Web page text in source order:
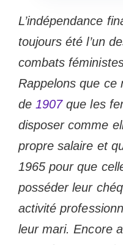
L’indépendance
toujours été l’un
combats
Rappelons que ce
de1907que les
disposer comme
propre salaire et
1965 pour que
posséder leur
activité
leur mari. Encore